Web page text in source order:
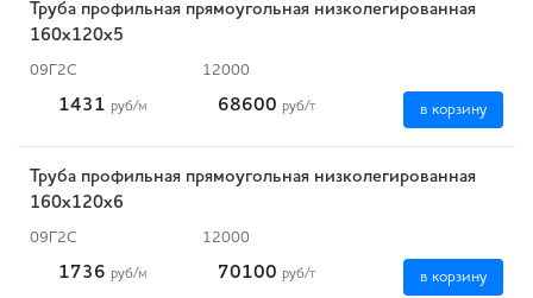
Труба профильная прямоугольная низколегированная
160х120х5
09Г2С 12000
1431 руб/м 68600 руб/т в корзину
Труба профильная прямоугольная низколегированная
160х120х6
09Г2С 12000
1736 руб/м 70100 руб/т в корзину